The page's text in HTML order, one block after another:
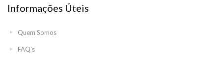
Informações Úteis
Quem Somos
FAQ's